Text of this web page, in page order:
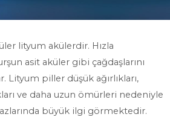
lityum akülerdir. Hızla
asit aküler gibi çağdaşlarını
Lityum piller düşük ağırlıkları,
ve daha uzun ömürleri nedeniyle
büyük ilgi görmektedir.